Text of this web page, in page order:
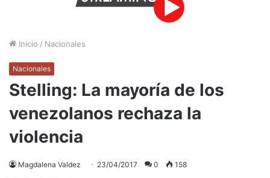
Inicio / Nacionales
Nacionales
Stelling: La mayoría de los
venezolanos rechaza la
violencia
Magdalena Valdez 23/04/2017 0 158